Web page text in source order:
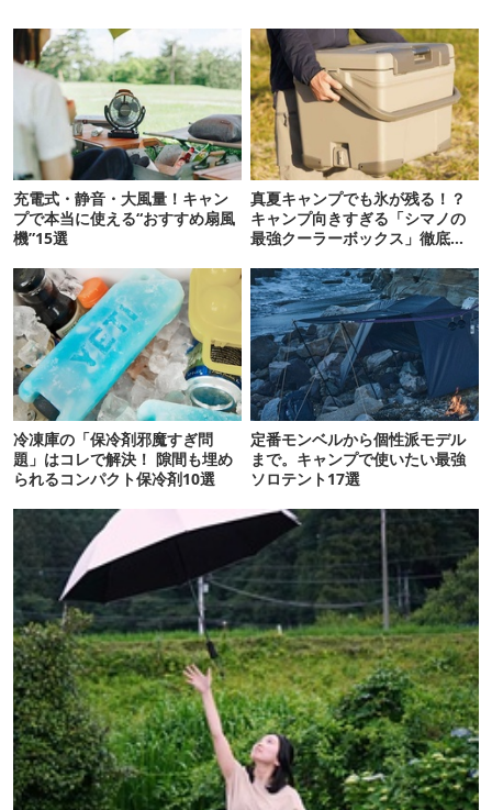
充電式・静音・大風量！キャン
プで本当に使える“おすすめ扇風
機”15選
真夏キャンプでも氷が残る！？
キャンプ向きすぎる「シマノの
最強クーラーボックス」徹底解
冷凍庫の「保冷剤邪魔すぎ問
題」はコレで解決！ 隙間も埋め
られるコンパクト保冷剤10選
定番モンベルから個性派モデル
まで。キャンプで使いたい最強
ソロテント17選